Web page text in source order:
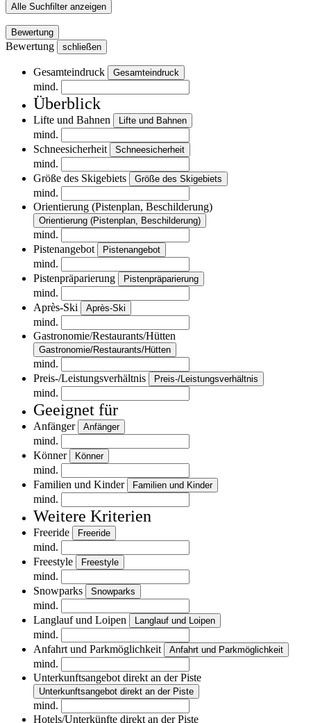
Alle Suchfilter anzeigen
Bewertung
Bewertung schließen
Gesamteindruck Gesamteindruck
mind.
Überblick
Lifte und Bahnen Lifte und Bahnen
mind.
Schneesicherheit
Schneesicherheit
mind.
Größe des Skigebiets
Größe des Skigebiets
mind.
Orientierung (Pistenplan, Beschilderung)
Orientierung (Pistenplan, Beschilderung)
mind.
Pistenangebot
Pistenangebot
mind.
Pistenpräparierung
Pistenpräparierung
mind.
Après-Ski
Après-Ski
mind.
Gastronomie/Restaurants/Hütten
Gastronomie/Restaurants/Hütten
mind.
Preis-/Leistungsverhältnis
Preis-/Leistungsverhältnis
mind.
Geeignet für
Anfänger Anfänger
mind.
Könner
Könner
mind.
Familien und Kinder
Familien und Kinder
mind.
Weitere Kriterien
Freeride Freeride
mind.
Freestyle
Freestyle
mind.
Snowparks
Snowparks
mind.
Langlauf und Loipen
Langlauf und Loipen
mind.
Anfahrt und Parkmöglichkeit
Anfahrt und Parkmöglichkeit
mind.
Unterkunftsangebot direkt an der Piste
Unterkunftsangebot direkt an der Piste
mind.
Hotels/Unterkünfte direkt an der Piste